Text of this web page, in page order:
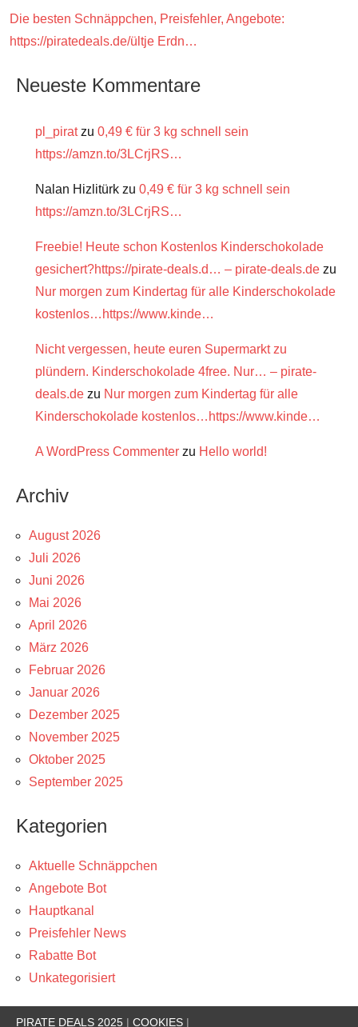
Die besten Schnäppchen, Preisfehler, Angebote:
https://piratedeals.de/ültje Erdn…
Neueste Kommentare
pl_piratzu 0,49 € für 3 kg schnell sein
https://amzn.to/3LCrjRS…
Nalan Hizlitürk zu 0,49 € für 3 kg schnell sein
https://amzn.to/3LCrjRS…
Freebie! Heute schon Kostenlos Kinderschokolade
gesichert?https://pirate-deals.d… – pirate-deals.de zu
Nur morgen zum Kindertag für alle Kinderschokolade
kostenlos…https://www.kinde…
Nicht vergessen, heute euren Supermarkt zu
plündern. Kinderschokolade 4free. Nur… – pirate-
deals.de zu Nur morgen zum Kindertag für alle
Kinderschokolade kostenlos…https://www.kinde…
A WordPress Commenter zu Hello world!
Archiv
August 2026
Juli 2026
Juni 2026
Mai 2026
April 2026
März 2026
Februar 2026
Januar 2026
Dezember 2025
November 2025
Oktober 2025
September 2025
Kategorien
Aktuelle Schnäppchen
Angebote Bot
Hauptkanal
Preisfehler News
Rabatte Bot
Unkategorisiert
PIRATE DEALS 2025 | COOKIES |